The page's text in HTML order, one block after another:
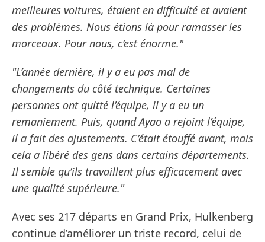
meilleures voitures, étaient en difficulté et avaient
des problèmes. Nous étions là pour ramasser les
morceaux. Pour nous, c’est énorme."
"L’année dernière, il y a eu pas mal de
changements du côté technique. Certaines
personnes ont quitté l’équipe, il y a eu un
remaniement. Puis, quand Ayao a rejoint l’équipe,
il a fait des ajustements. C’était étouffé avant, mais
cela a libéré des gens dans certains départements.
Il semble qu’ils travaillent plus efficacement avec
une qualité supérieure."
Avec ses 217 départs en Grand Prix, Hulkenberg
continue d’améliorer un triste record, celui de